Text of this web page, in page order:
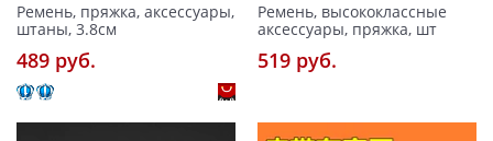
Ремень, пряжка, аксессуары,
штаны, 3.8см
489 pуб.
Ремень, высококлассные
аксессуары, пряжка, шт
519 pуб.